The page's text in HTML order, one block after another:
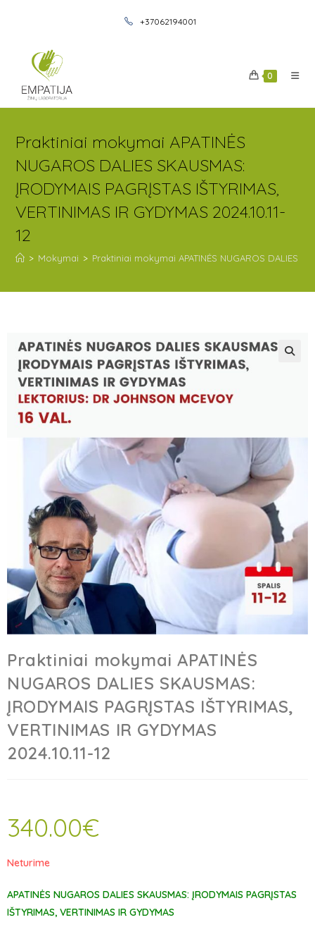
+37062194001
0
Praktiniai mokymai APATINĖS
NUGAROS DALIES SKAUSMAS:
ĮRODYMAIS PAGRĮSTAS IŠTYRIMAS,
VERTINIMAS IR GYDYMAS 2024.10.11-
12
> Mokymai > Praktiniai mokymai APATINĖS NUGAROS DALIES
Praktiniai mokymai APATINĖS
NUGAROS DALIES SKAUSMAS:
ĮRODYMAIS PAGRĮSTAS IŠTYRIMAS,
VERTINIMAS IR GYDYMAS
2024.10.11-12
340.00€
Neturime
APATINĖS NUGAROS DALIES SKAUSMAS: ĮRODYMAIS PAGRĮSTAS
IŠTYRIMAS, VERTINIMAS IR GYDYMAS